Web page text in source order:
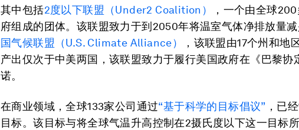
其中包括2度以下联盟（Under2 Coalition）
，一个由全球
府组成的团体。该联盟致力于到2050年将温室气体净排放量
国气候联盟（U.S. Climate Alliance）
，该联盟由17个州和地
产出仅次于中美两国，该联盟致力于履行美国政府在《巴黎协
诺。
在商业领域，全球133家公司通过“基于科学的目标倡议” ，已
目标。该目标与将全球气温升高控制在2摄氏度以下这一目标